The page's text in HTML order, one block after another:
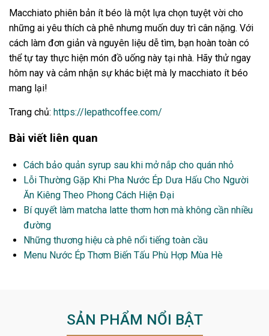
Macchiato phiên bản ít béo là một lựa chọn tuyệt vời cho
những ai yêu thích cà phê nhưng muốn duy trì cân nặng. Với
cách làm đơn giản và nguyên liệu dễ tìm, bạn hoàn toàn có
thể tự tay thực hiện món đồ uống này tại nhà. Hãy thử ngay
hôm nay và cảm nhận sự khác biệt mà ly macchiato ít béo
mang lại!
Trang chủ: https://lepathcoffee.com/
Bài viết liên quan
Cách bảo quản syrup sau khi mở nắp cho quán nhỏ
Lỗi Thường Gặp Khi Pha Nước Ép Dưa Hấu Cho Người
Ăn Kiêng Theo Phong Cách Hiện Đại
Bí quyết làm matcha latte thơm hơn mà không cần nhiều
đường
Những thương hiệu cà phê nổi tiếng toàn cầu
Menu Nước Ép Thơm Biến Tấu Phù Hợp Mùa Hè
SẢN PHẨM NỔI BẬT